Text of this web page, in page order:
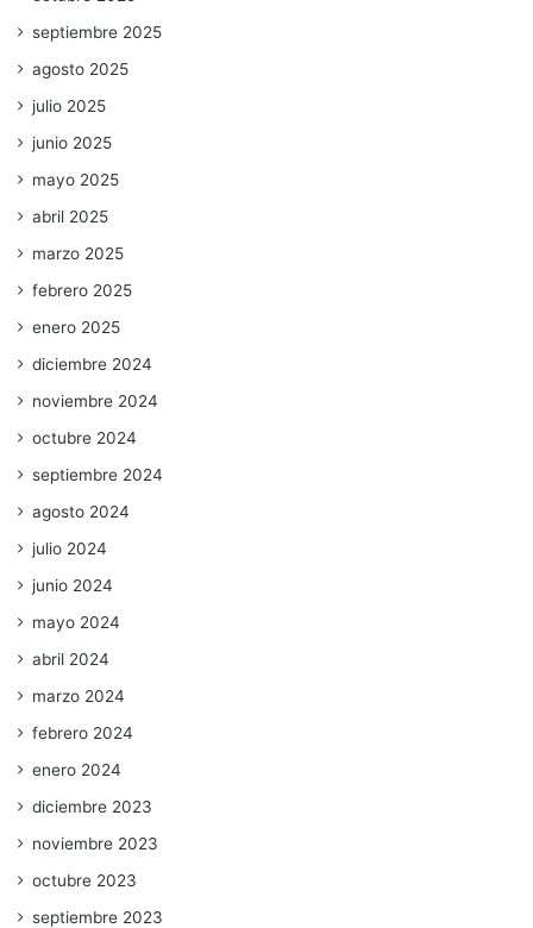
septiembre 2025
agosto 2025
julio 2025
junio 2025
mayo 2025
abril 2025
marzo 2025
febrero 2025
enero 2025
diciembre 2024
noviembre 2024
octubre 2024
septiembre 2024
agosto 2024
julio 2024
junio 2024
mayo 2024
abril 2024
marzo 2024
febrero 2024
enero 2024
diciembre 2023
noviembre 2023
octubre 2023
septiembre 2023